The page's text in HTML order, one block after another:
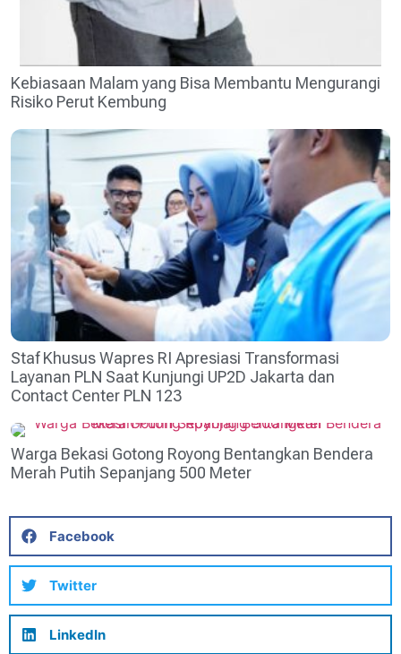
Kebiasaan Malam yang Bisa Membantu Mengurangi
Risiko Perut Kembung
Staf Khusus Wapres RI Apresiasi Transformasi
Layanan PLN Saat Kunjungi UP2D Jakarta dan
Contact Center PLN 123
Warga Bekasi Gotong Royong Bentangkan Bendera
Merah Putih Sepanjang 500 Meter
Facebook
Twitter
LinkedIn